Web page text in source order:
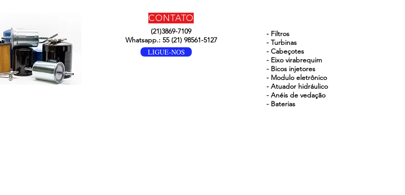
CONTATO
(21)3869-7109
Whatsapp.: 55 (21) 98561-5127
LIGUE-NOS
- Filtros
- Turbinas
- Cabeçotes
- Eixo virabrequim
- Bicos injetores
- Modulo eletrônico
- Atuador hidráulico
- Anéis de vedação
- Baterias